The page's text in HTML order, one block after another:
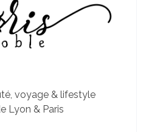
voyage & lifestyle
Lyon & Paris